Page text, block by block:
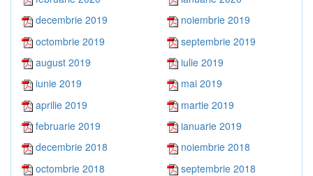
decembrie 2019
noiembrie 2019
octombrie 2019
septembrie 2019
august 2019
iulie 2019
iunie 2019
mai 2019
aprilie 2019
martie 2019
februarie 2019
ianuarie 2019
decembrie 2018
noiembrie 2018
octombrie 2018
septembrie 2018